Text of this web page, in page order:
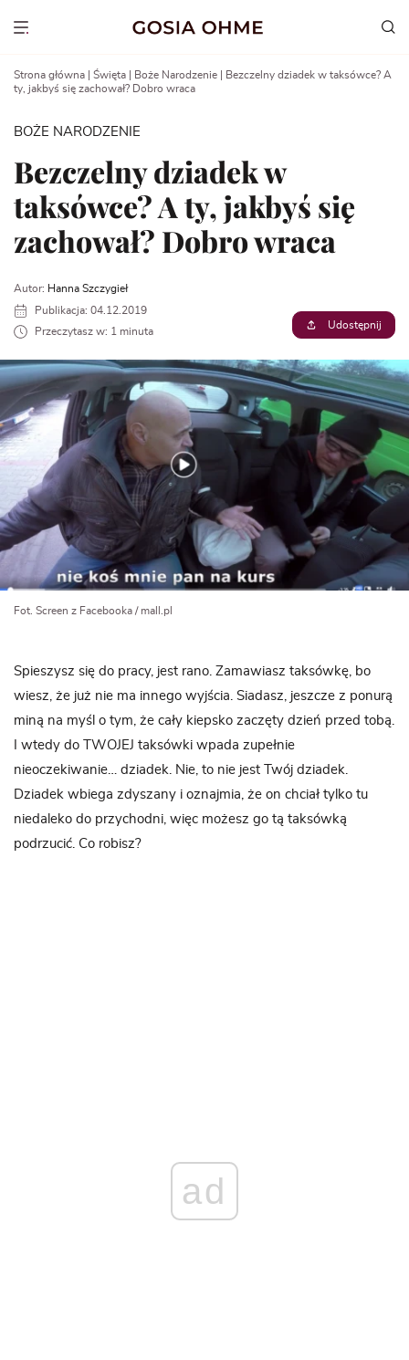
Show menu
Strona główna Święta Boże Narodzenie
Bezczelny dziadek w taksówce? A
ty, jakbyś się zachował? Dobro wraca
BOŻE NARODZENIE
Bezczelny dziadek w
taksówce? A ty, jakbyś się
zachował? Dobro wraca
Autor: Hanna Szczygieł
Publikacja: 04.12.2019
Przeczytasz w: 1 minuta
Udostępnij
Fot. Screen z Facebooka / mall.pl
Spieszysz się do pracy, jest rano. Zamawiasz taksówkę, bo
wiesz, że już nie ma innego wyjścia. Siadasz, jeszcze z ponurą
miną na myśl o tym, że cały kiepsko zaczęty dzień przed tobą.
I wtedy do TWOJEJ taksówki wpada zupełnie
nieoczekiwanie… dziadek. Nie, to nie jest Twój dziadek.
Dziadek wbiega zdyszany i oznajmia, że on chciał tylko tu
niedaleko do przychodni, więc możesz go tą taksówką
podrzucić. Co robisz?
ad